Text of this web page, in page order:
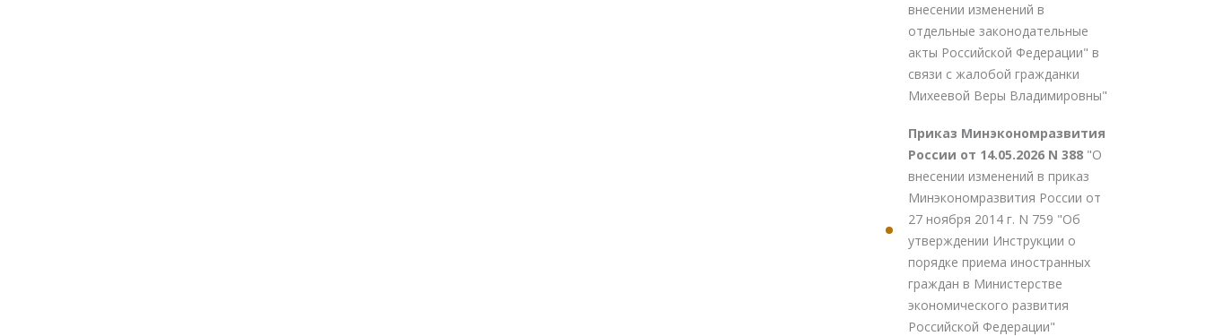
внесении изменений в
отдельные законодательные
акты Российской Федерации" в
связи с жалобой гражданки
Михеевой Веры Владимировны"
Приказ Минэкономразвития
России от 14.05.2026 N 388 "О
внесении изменений в приказ
Минэкономразвития России от
27 ноября 2014 г. N 759 "Об
утверждении Инструкции о
порядке приема иностранных
граждан в Министерстве
экономического развития
Российской Федерации"